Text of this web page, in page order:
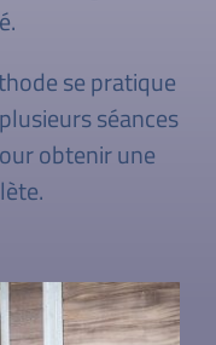
se pratique
séances
obtenir une